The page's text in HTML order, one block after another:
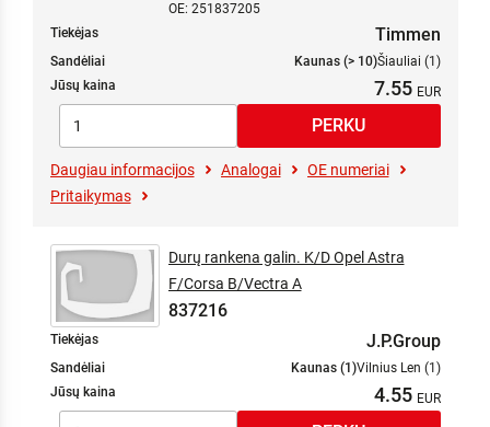
OE: 251837205
Tiekėjas
Timmen
Sandėliai Kaunas (> 10)Šiauliai (1)
Jūsų kaina
7.55
Daugiau informacijos Analogai
OE numeriai
Pritaikymas
Durų rankena galin. K/D Opel Astra
F/Corsa B/Vectra A
837216
Tiekėjas J.P.Group
Sandėliai Kaunas (1)Vilnius Len (1)
Jūsų kaina
4.55